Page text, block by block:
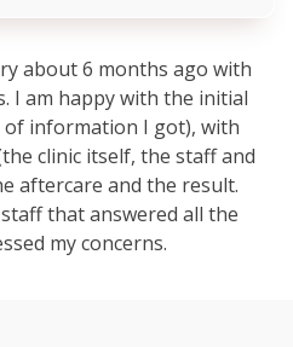
about 6 months ago with
I am happy with the initial
information I got), with
clinic itself, the staff and
aftercare and the result.
that answered all the
my concerns.